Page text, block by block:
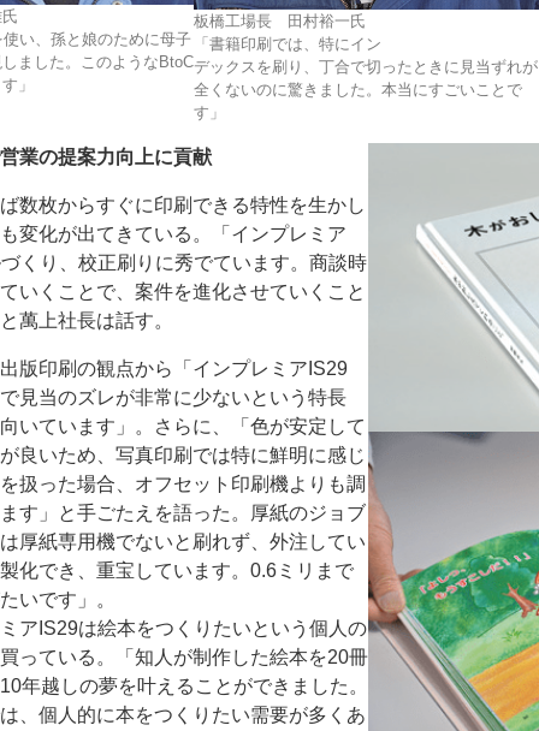
使い、孫と娘のために母子
ました。このようなBtoC
」
板橋工場長 田村裕一氏
「書籍印刷では、特にイン
デックスを刷り、丁合で切ったときに見当ずれが
全くないのに驚きました。本当にすごいことで
す」
業の提案力向上に貢献
数枚からすぐに印刷できる特性を生かし
変化が出てきている。「インプレミア
くり、校正刷りに秀でています。商談時
いくことで、案件を進化させていくこと
萬上社長は話す。
版印刷の観点から「インプレミアIS29
見当のズレが非常に少ないという特長
いています」。さらに、「色が安定して
良いため、写真印刷では特に鮮明に感じ
扱った場合、オフセット印刷機よりも調
す」と手ごたえを語った。厚紙のジョブ
厚紙専用機でないと刷れず、外注してい
化でき、重宝しています。0.6ミリまで
いです」。
アIS29は絵本をつくりたいという個人の
っている。「知人が制作した絵本を20冊
年越しの夢を叶えることができました。
、個人的に本をつくりたい需要が多くあ